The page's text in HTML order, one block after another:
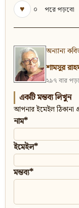
♥
০ পরে পড়বো
অন্যান্য
শামসুর
২৯৭ বার
একটি মন্তব্য লিখুন
আপনার ইমেইল ঠিকানা
নাম*
ইমেইল*
মন্তব্য*